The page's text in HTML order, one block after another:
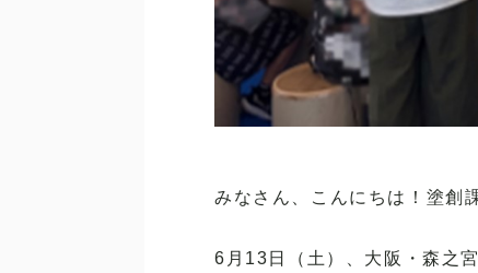
みなさん、こんにちは！塗創
6月13日（土）、大阪・森之